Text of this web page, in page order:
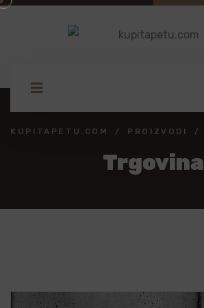
KUPITAPETU.COM PROIZVODI
Trgovina